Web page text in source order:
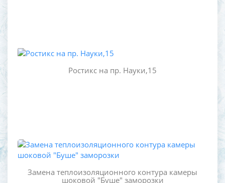
Ростикс на пр. Науки,15
Замена теплоизоляционного контура камеры
шоковой "Буше" заморозки